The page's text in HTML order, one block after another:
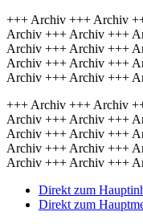
+++ Archiv +++ Archiv
Archiv +++ Archiv +++
Archiv +++ Archiv +++
Archiv +++ Archiv +++
Archiv +++ Archiv +++
+++ Archiv +++ Archiv
Archiv +++ Archiv +++
Archiv +++ Archiv +++
Archiv +++ Archiv +++
Archiv +++ Archiv +++
Direkt zum
Direkt zum